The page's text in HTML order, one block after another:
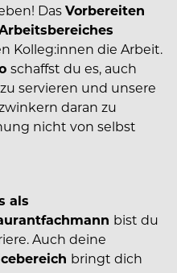
DasVorbereiten
Kolleg:innen die Arbeit.
schaffst du es, auch
servieren und unsere
daran zu
nicht von selbst
als
bist du
Auch deine
bringt dich